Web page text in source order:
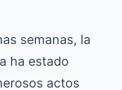
semanas, la
ha estado
actos